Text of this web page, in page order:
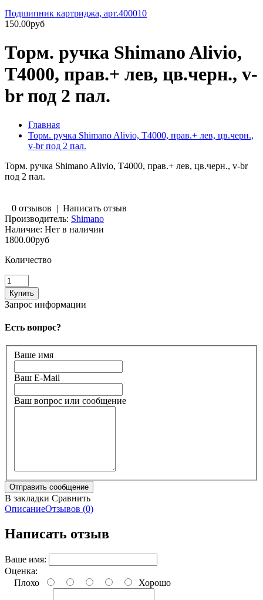
Подшипник картриджа, арт.400010
150.00руб
Торм. ручка Shimano Alivio,
T4000, прав.+ лев, цв.черн., v-
br под 2 пал.
Главная
Торм. ручка Shimano Alivio, T4000, прав.+ лев, цв.черн.,
v-br под 2 пал.
Торм. ручка Shimano Alivio, T4000, прав.+ лев, цв.черн., v-br
под 2 пал.
0 отзывов | Написать отзыв
Производитель: Shimano
Наличие: Нет в наличии
1800.00руб
Количество
Запрос информации
Есть вопрос?
Ваше имя
Ваш E-Mail
Ваш вопрос или сообщение
В закладки Сравнить
ОписаниеОтзывов (0)
Написать отзыв
Ваше имя:
Оценка:
Плохо
Хорошо